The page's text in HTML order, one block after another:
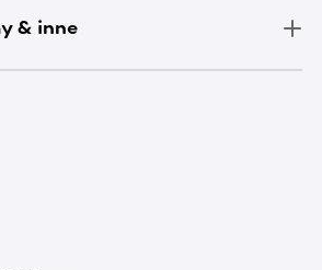
& inne